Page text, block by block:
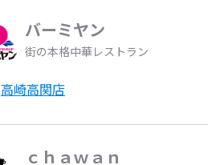
バーミヤン
街の本格中華レストラン
高崎高関店
ｃｈａｗａｎ